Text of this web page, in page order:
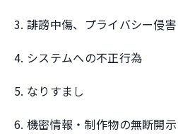
3. 誹謗中傷、プライバシー侵害
4. システムへの不正行為
5. なりすまし
6. 機密情報・制作物の無断開示